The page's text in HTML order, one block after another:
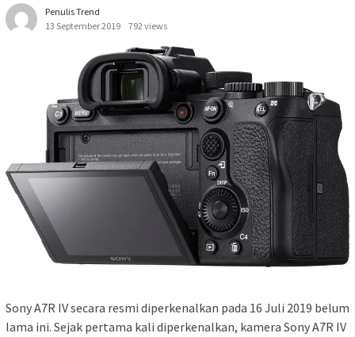
Penulis Trend
13 September 2019
792 views
Sony A7R IV secara resmi diperkenalkan pada 16 Juli 2019 belum
lama ini. Sejak pertama kali diperkenalkan, kamera Sony A7R IV